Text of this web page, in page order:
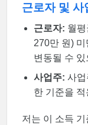
근로자 및 사
근로자: 월
270만 원)
변동될 수
사업주: 사업
한 기준을
저는 이 소득